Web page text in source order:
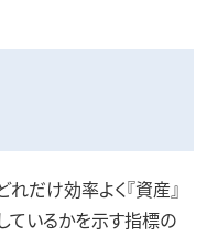
だけ効率よく『資産』
ているかを示す指標の